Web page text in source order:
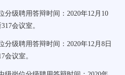
分级聘用答辩时间：2020年12月 10
317会议室。
分级聘用答辩时间：2020年12月8 日
会议室。